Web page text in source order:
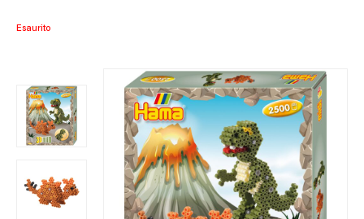
Esaurito